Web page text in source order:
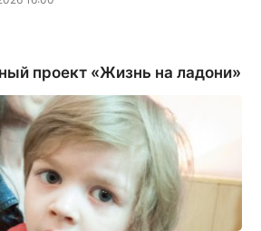
проект «Жизнь на ладони»